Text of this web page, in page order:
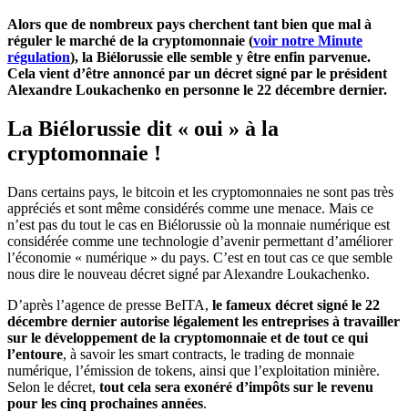
Alors que de nombreux pays cherchent tant bien que mal à
réguler le marché de la cryptomonnaie (voir notre Minute
régulation), la Biélorussie elle semble y être enfin parvenue.
Cela vient d’être annoncé par un décret signé par le président
Alexandre Loukachenko en personne le 22 décembre dernier.
La Biélorussie dit « oui » à la
cryptomonnaie !
Dans certains pays, le bitcoin et les cryptomonnaies ne sont pas très
appréciés et sont même considérés comme une menace. Mais ce
n’est pas du tout le cas en Biélorussie où la monnaie numérique est
considérée comme une technologie d’avenir permettant d’améliorer
l’économie « numérique » du pays. C’est en tout cas ce que semble
nous dire le nouveau décret signé par Alexandre Loukachenko.
D’après l’agence de presse BeITA, le fameux décret signé le 22
décembre dernier autorise légalement les entreprises à travailler
sur le développement de la cryptomonnaie et de tout ce qui
l’entoure, à savoir les smart contracts, le trading de monnaie
numérique, l’émission de tokens, ainsi que l’exploitation minière.
Selon le décret, tout cela sera exonéré d’impôts sur le revenu
pour les cinq prochaines années.